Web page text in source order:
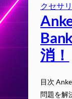
クセサ
消！
目次
問題を解